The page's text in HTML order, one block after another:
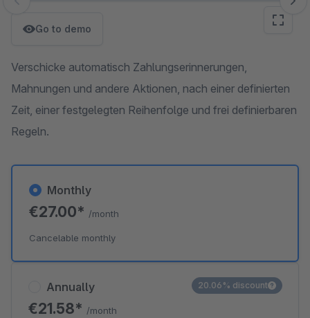
Skip image gallery
Go to demo
Verschicke automatisch Zahlungserinnerungen,
Mahnungen und andere Aktionen, nach einer definierten
Zeit, einer festgelegten Reihenfolge und frei definierbaren
Regeln.
Annually
€21.58* /month
20.06% discount
Monthly
€27.00* /month
Cancelable monthly